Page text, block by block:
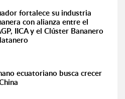
fortalece su industria
con alianza entre el
IICA y el Clúster Bananero
ecuatoriano busca crecer